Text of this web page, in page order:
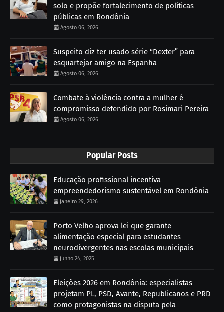
solo e propõe fortalecimento de políticas
públicas em Rondônia
Agosto 06, 2026
Suspeito diz ter usado série “Dexter” para
esquartejar amigo na Espanha
Agosto 06, 2026
Combate à violência contra a mulher é
compromisso defendido por Rosimari Pereira
Agosto 06, 2026
Popular Posts
Educação profissional incentiva
empreendedorismo sustentável em Rondônia
janeiro 29, 2026
Porto Velho aprova lei que garante
alimentação especial para estudantes
neurodivergentes nas escolas municipais
junho 24, 2025
Eleições 2026 em Rondônia: especialistas
projetam PL, PSD, Avante, Republicanos e PRD
como protagonistas na disputa pela